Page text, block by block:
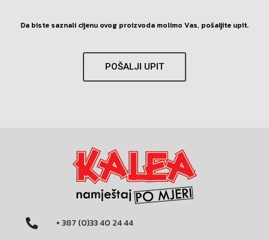
Da biste saznali cijenu ovog proizvoda molimo Vas, pošaljite upit.
POŠALJI UPIT
+ 387 (0)33 40 24 44